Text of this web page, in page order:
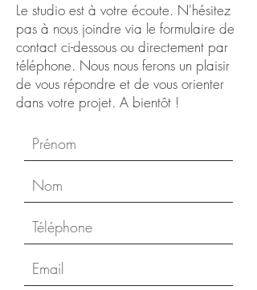
Le studio est à votre écoute. N'hésitez
pas à nous joindre via le formulaire de
contact ci-dessous ou directement par
téléphone. Nous nous ferons un plaisir
de vous répondre et de vous orienter
dans votre projet. A bientôt !